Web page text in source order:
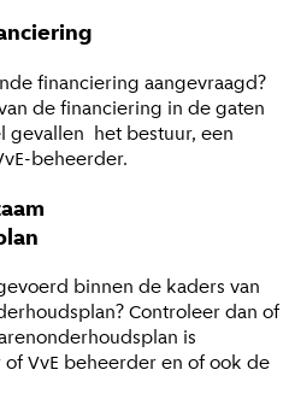
financiering aangevraagd?
de financiering in de gaten
gevallen het bestuur, een
beheerder.
binnen de kaders van
Controleer dan of
is
VvE beheerder en of ook de